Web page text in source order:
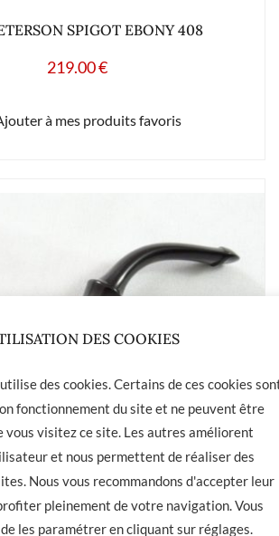
SPIGOT EBONY 408
219.00€
à mes produits favoris
Standard Systeme large
DES COOKIES
des cookies. Certains de ces cookies
fonctionnement du site et ne peuvent être
vous visitez ce site. Les autres améliorent
et nous permettent de réaliser des
Nous vous recommandons d'accepter leur
pleinement de votre navigation. Vous
les paramétrer en cliquant sur réglages.